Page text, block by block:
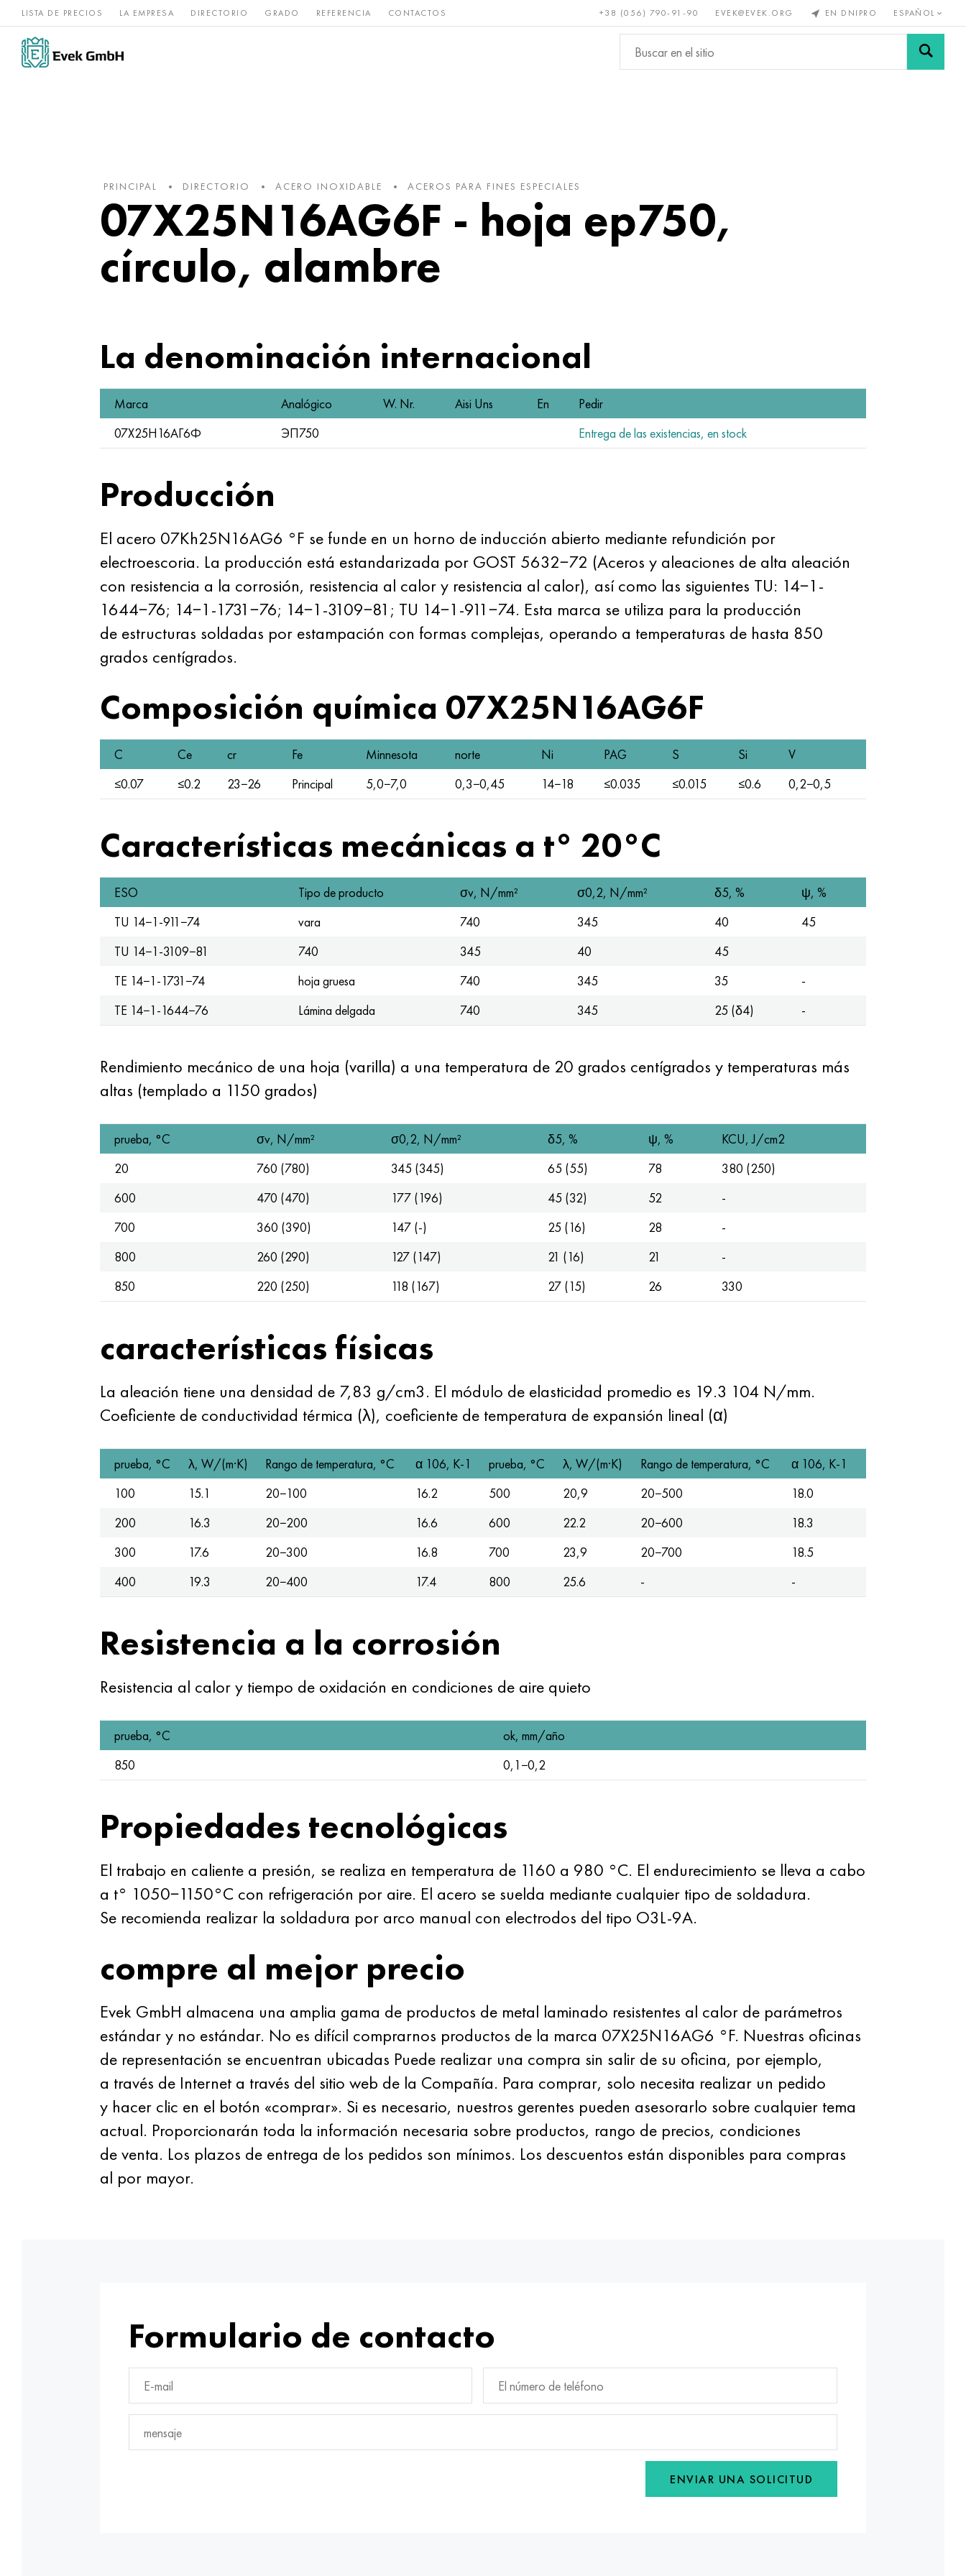
LISTA DE PRECIOS LA EMPRESA DIRECTORIO GRADO REFERENCIA CONTACTOS +38 (056) 790-91-90 EVEK@EVEK.ORG EN DNIPRO ESPAÑOL
Aleaciones de
níquel
acero Raro y Bronce, cobre, Metales no
ferrosos
Aleación de Mallas y
PRINCIPAL DIRECTORIO ACERO INOXIDABLE ACEROS PARA FINES ESPECIALES
07X25N16AG6F - hoja ep750,
círculo, alambre
La denominación internacional
Marca Analógico W. Nr. Aisi Uns En
Pedir
07Х25Н16АГ6Ф
ЭП750 Entrega de las existencias, en stock
Producción
El acero 07Kh25N16AG6 °F se funde en un horno de inducción abierto mediante refundición por
electroescoria. La producción está estandarizada por GOST 5632−72 (Aceros y aleaciones de alta aleación
con resistencia a la corrosión, resistencia al calor y resistencia al calor), así como las siguientes TU: 14−1-
1644−76; 14−1-1731−76; 14−1-3109−81; TU 14−1-911−74. Esta marca se utiliza para la producción
de estructuras soldadas por estampación con formas complejas, operando a temperaturas de hasta 850
grados centígrados.
Composición química 07X25N16AG6F
C Ce cr Fe Minnesota norte Ni PAG S Si
V
≤0.07
≤0.2 23−26 Principal 5,0−7,0 0,3−0,45 14−18 ≤0.035 ≤0.015 ≤0.6 0,2−0,5
Características mecánicas a t° 20°C
ESO Tipo de producto σv, N/mm² σ0,2, N/mm² δ5, %
ψ, %
TU 14−1-911−74
vara 740 345 40
45
TU 14−1-3109−81
740 345 40
45
TE 14−1-1731−74
hoja gruesa 740 345 35
-
TE 14−1-1644−76
Lámina delgada 740 345 25 (δ4) -
Rendimiento mecánico de una hoja (varilla) a una temperatura de 20 grados centígrados y temperaturas más
altas (templado a 1150 grados)
prueba, °C σv, N/mm² σ0,2, N/mm² δ5, % ψ, %
KCU, J/cm2
20
760 (780) 345 (345) 65 (55) 78
380 (250)
600
470 (470) 177 (196) 45 (32) 52
-
700
360 (390) 147 (-) 25 (16) 28
-
800
260 (290) 127 (147) 21 (16) 21
-
850
220 (250) 118 (167) 27 (15) 26 330
características físicas
La aleación tiene una densidad de 7,83 g/cm3. El módulo de elasticidad promedio es 19.3 104 N/mm.
Coeficiente de conductividad térmica (λ), coeficiente de temperatura de expansión lineal (α)
prueba, °C λ, W/(m·K) Rango de temperatura, °С α 106, K-1 prueba, °C λ, W/(m·K) Rango de temperatura, °С
α 106, K-1
100
15.1 20−100 16.2 500 20,9 20−500
18.0
200
16.3 20−200 16.6 600 22.2 20−600
18.3
300
17.6 20−300 16.8 700 23,9 20−700
18.5
400
19.3 20−400 17.4 800 25.6 - -
Resistencia a la corrosión
Resistencia al calor y tiempo de oxidación en condiciones de aire quieto
prueba, °C
ok, mm/año
850
0,1−0,2
Propiedades tecnológicas
El trabajo en caliente a presión, se realiza en temperatura de 1160 a 980 °C. El endurecimiento se lleva a cabo
a t° 1050−1150°C con refrigeración por aire. El acero se suelda mediante cualquier tipo de soldadura.
Se recomienda realizar la soldadura por arco manual con electrodos del tipo O3L-9A.
compre al mejor precio
Evek GmbH almacena una amplia gama de productos de metal laminado resistentes al calor de parámetros
estándar y no estándar. No es difícil comprarnos productos de la marca 07X25N16AG6 °F. Nuestras oficinas
de representación se encuentran ubicadas Puede realizar una compra sin salir de su oficina, por ejemplo,
a través de Internet a través del sitio web de la Compañía. Para comprar, solo necesita realizar un pedido
y hacer clic en el botón «comprar». Si es necesario, nuestros gerentes pueden asesorarlo sobre cualquier tema
actual. Proporcionarán toda la información necesaria sobre productos, rango de precios, condiciones
de venta. Los plazos de entrega de los pedidos son mínimos. Los descuentos están disponibles para compras
al por mayor.
Formulario de contacto
ENVIAR UNA SOLICITUD